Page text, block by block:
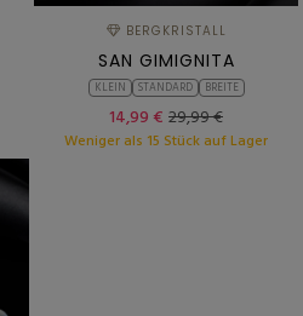
BERGKRISTALL
SAN GIMIGNITA
KLEIN STANDARD BREITE
14,99 € 29,99 €
Weniger als 15 Stück auf Lager